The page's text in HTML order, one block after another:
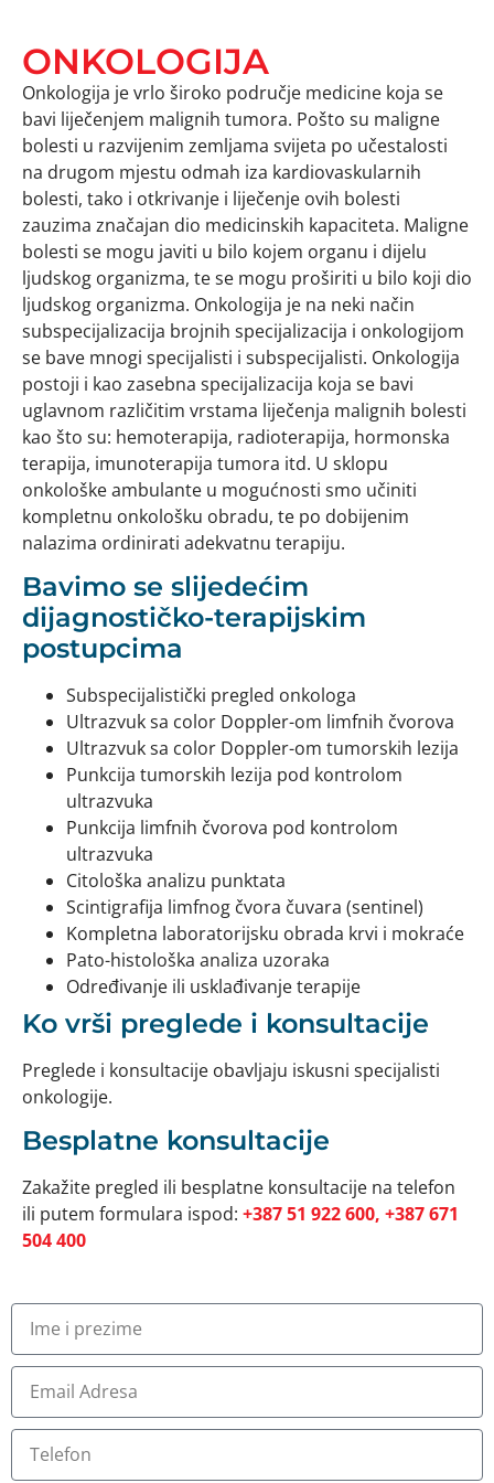
ONKOLOGIJA
Onkologija je vrlo široko područje medicine koja se
bavi liječenjem malignih tumora. Pošto su maligne
bolesti u razvijenim zemljama svijeta po učestalosti
na drugom mjestu odmah iza kardiovaskularnih
bolesti, tako i otkrivanje i liječenje ovih bolesti
zauzima značajan dio medicinskih kapaciteta. Maligne
bolesti se mogu javiti u bilo kojem organu i dijelu
ljudskog organizma, te se mogu proširiti u bilo koji dio
ljudskog organizma. Onkologija je na neki način
subspecijalizacija brojnih specijalizacija i onkologijom
se bave mnogi specijalisti i subspecijalisti. Onkologija
postoji i kao zasebna specijalizacija koja se bavi
uglavnom različitim vrstama liječenja malignih bolesti
kao što su: hemoterapija, radioterapija, hormonska
terapija, imunoterapija tumora itd. U sklopu
onkološke ambulante u mogućnosti smo učiniti
kompletnu onkološku obradu, te po dobijenim
nalazima ordinirati adekvatnu terapiju.
Bavimo se slijedećim
dijagnostičko-terapijskim
postupcima
Subspecijalistički pregled onkologa
Ultrazvuk sa color Doppler-om limfnih čvorova
Ultrazvuk sa color Doppler-om tumorskih lezija
Punkcija tumorskih lezija pod kontrolom
ultrazvuka
Punkcija limfnih čvorova pod kontrolom
ultrazvuka
Citološka analizu punktata
Scintigrafija limfnog čvora čuvara (sentinel)
Kompletna laboratorijsku obrada krvi i mokraće
Pato-histološka analiza uzoraka
Određivanje ili usklađivanje terapije
Ko vrši preglede i konsultacije
Preglede i konsultacije obavljaju iskusni specijalisti
onkologije.
Besplatne konsultacije
Zakažite pregled ili besplatne konsultacije na telefon
ili putem formulara ispod: +387 51 922 600, +387 671
504 400